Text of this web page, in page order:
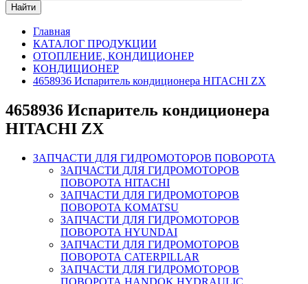
Найти
Главная
КАТАЛОГ ПРОДУКЦИИ
ОТОПЛЕНИЕ, КОНДИЦИОНЕР
КОНДИЦИОНЕР
4658936 Испаритель кондиционера HITACHI ZX
4658936 Испаритель кондиционера
HITACHI ZX
ЗАПЧАСТИ ДЛЯ ГИДРОМОТОРОВ ПОВОРОТА
ЗАПЧАСТИ ДЛЯ ГИДРОМОТОРОВ
ПОВОРОТА HITACHI
ЗАПЧАСТИ ДЛЯ ГИДРОМОТОРОВ
ПОВОРОТА KOMATSU
ЗАПЧАСТИ ДЛЯ ГИДРОМОТОРОВ
ПОВОРОТА HYUNDAI
ЗАПЧАСТИ ДЛЯ ГИДРОМОТОРОВ
ПОВОРОТА CATERPILLAR
ЗАПЧАСТИ ДЛЯ ГИДРОМОТОРОВ
ПОВОРОТА HANDOK HYDRAULIC